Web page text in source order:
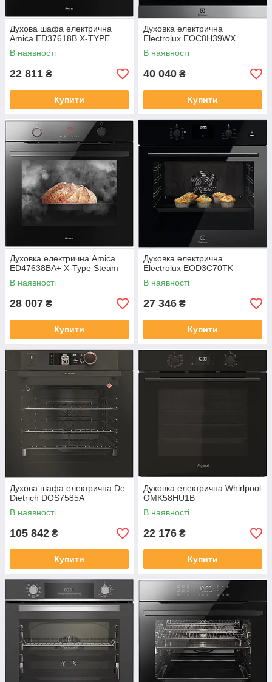
Духова шафа електрична
Amica ED37618B X-TYPE
В наявності
22 811 ₴
Купити
Духовка електрична
Electrolux EOC8H39WX
В наявності
40 040 ₴
Купити
Духовка електрична Amica
ED47638BA+ X-Type Steam
В наявності
28 007 ₴
Купити
Духовка електрична
Electrolux EOD3C70TK
В наявності
27 346 ₴
Купити
Духова шафа електрична De
Dietrich DOS7585A
В наявності
105 842 ₴
Купити
Духовка електрична Whirlpool
OMK58HU1B
В наявності
22 176 ₴
Купити